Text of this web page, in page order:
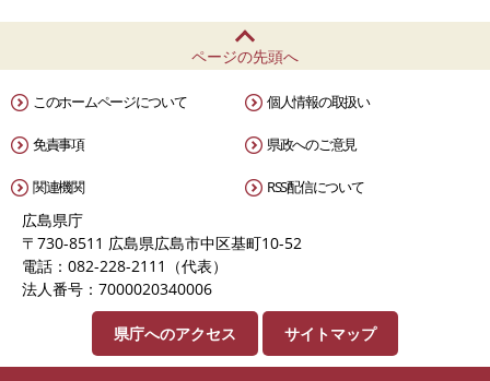
ページの先頭へ
このホームページについて 個人情報の取扱い
免責事項 県政へのご意見
関連機関 RSS配信について
広島県庁
〒730-8511 広島県広島市中区基町10-52
電話：082-228-2111（代表）
法人番号：7000020340006
県庁へのアクセス サイトマップ